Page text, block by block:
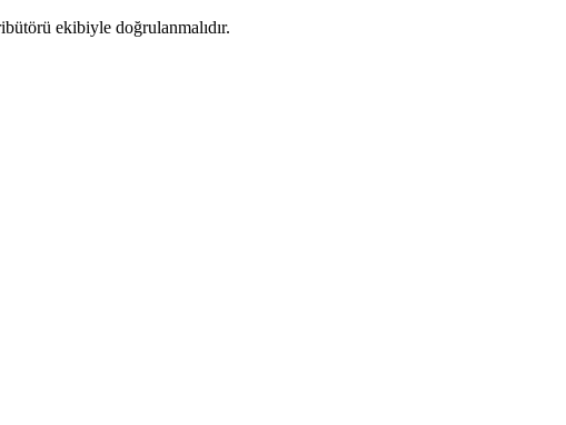
ekibiyle doğrulanmalıdır.